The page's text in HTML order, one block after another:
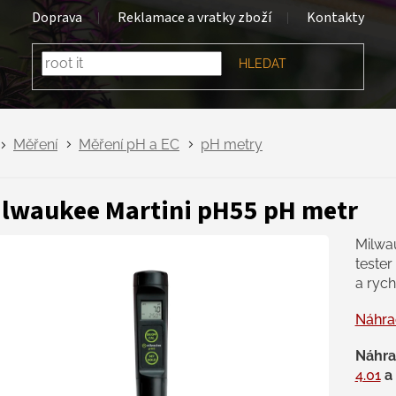
Doprava Reklamace a vratky zboží Kontakty
HLEDAT
Měření Měření pH a EC pH metry
Martini pH55 pH metr
tester
a
4.01a